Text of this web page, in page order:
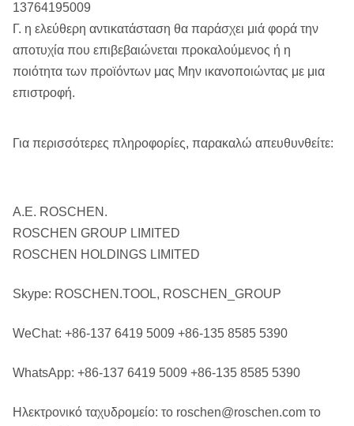
13764195009
Γ. η ελεύθερη αντικατάσταση θα παράσχει μιά φορά την
αποτυχία που επιβεβαιώνεται προκαλούμενος ή η
ποιότητα των προϊόντων μας Μην ικανοποιώντας με μια
επιστροφή.
Για περισσότερες πληροφορίες, παρακαλώ απευθυνθείτε:
Α.Ε. ROSCHEN.
ROSCHEN GROUP LIMITED
ROSCHEN HOLDINGS LIMITED
Skype: ROSCHEN.TOOL, ROSCHEN_GROUP
WeChat: +86-137 6419 5009 +86-135 8585 5390
WhatsApp: +86-137 6419 5009 +86-135 8585 5390
Ηλεκτρονικό ταχυδρομείο: το roschen@roschen.com το